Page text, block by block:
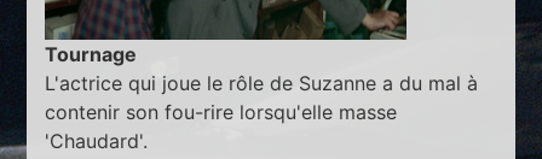
Tournage
L'actrice qui joue le rôle de Suzanne a du mal à
contenir son fou-rire lorsqu'elle masse
'Chaudard'.